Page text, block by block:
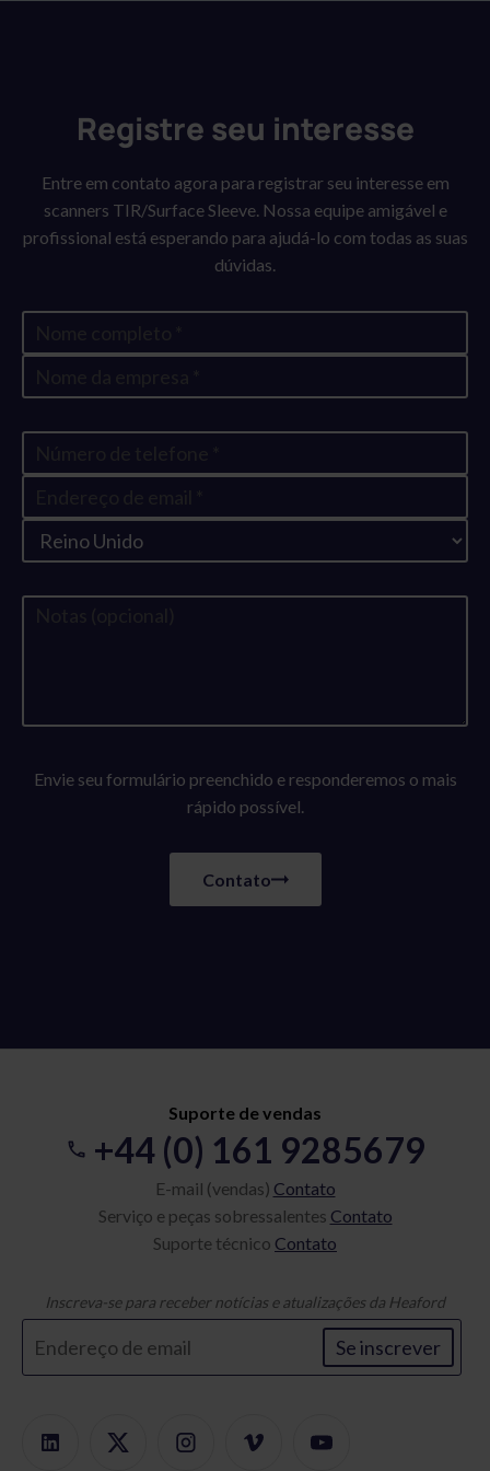
detalhado da superfície da luva.
Registre seu interesse
Entre em contato agora para registrar seu interesse em
scanners TIR/Surface Sleeve. Nossa equipe amigável e
profissional está esperando para ajudá-lo com todas as suas
dúvidas.
Envie seu formulário preenchido e responderemos o mais
rápido possível.
Contato
Suporte de vendas
+44 (0) 161 9285679
E-mail (vendas) Contato
Serviço e peças sobressalentes Contato
Suporte técnico Contato
Inscreva-se para receber notícias e atualizações da Heaford
Se inscrever